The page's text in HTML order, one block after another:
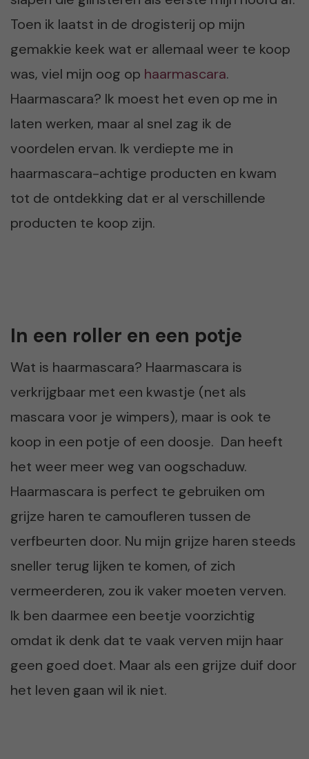
Toen ik laatst in de drogisterij op mijn
gemakkie keek wat er allemaal weer te koop
was, viel mijn oog op haarmascara.
Haarmascara? Ik moest het even op me in
laten werken, maar al snel zag ik de
voordelen ervan. Ik verdiepte me in
haarmascara-achtige producten en kwam
tot de ontdekking dat er al verschillende
producten te koop zijn.
In een roller en een potje
Wat is haarmascara? Haarmascara is
verkrijgbaar met een kwastje (net als
mascara voor je wimpers), maar is ook te
koop in een potje of een doosje. Dan heeft
het weer meer weg van oogschaduw.
Haarmascara is perfect te gebruiken om
grijze haren te camoufleren tussen de
verfbeurten door. Nu mijn grijze haren steeds
sneller terug lijken te komen, of zich
vermeerderen, zou ik vaker moeten verven.
Ik ben daarmee een beetje voorzichtig
omdat ik denk dat te vaak verven mijn haar
geen goed doet. Maar als een grijze duif door
het leven gaan wil ik niet.